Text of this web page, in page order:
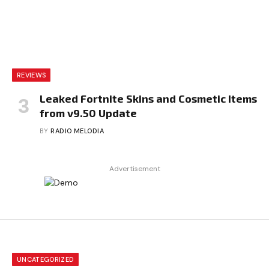
REVIEWS
Leaked Fortnite Skins and Cosmetic Items
from v9.50 Update
BY RADIO MELODIA
Advertisement
UNCATEGORIZED